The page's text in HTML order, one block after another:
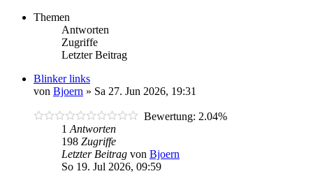
Themen
Antworten
Zugriffe
Letzter Beitrag
Blinker links
von Bjoern » Sa 27. Jun 2026, 19:31
Bewertung: 2.04%
1 Antworten
198 Zugriffe
Letzter Beitrag von Bjoern
So 19. Jul 2026, 09:59